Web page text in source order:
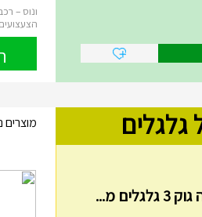
ונוס –
הצעצועים
מ...